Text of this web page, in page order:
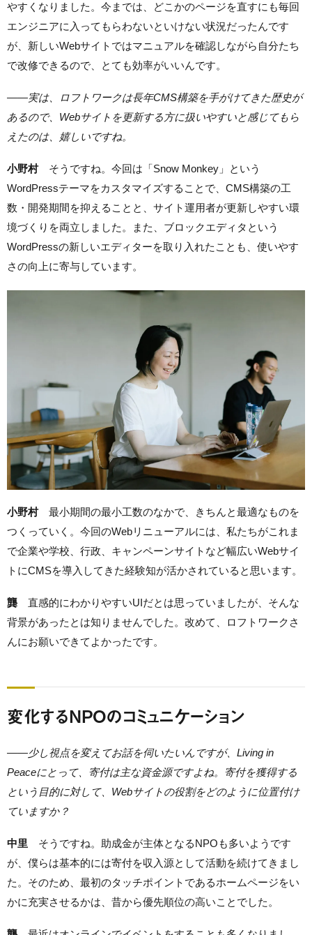
やすくなりました。今までは、どこかのページを直すにも毎回
エンジニアに入ってもらわないといけない状況だったんです
が、新しいWebサイトではマニュアルを確認しながら自分たち
で改修できるので、とても効率がいいんです。
——実は、ロフトワークは長年CMS構築を手がけてきた歴史が
あるので、Webサイトを更新する方に扱いやすいと感じてもら
えたのは、嬉しいですね。
小野村 そうですね。今回は「Snow Monkey」という
WordPressテーマをカスタマイズすることで、CMS構築の工
数・開発期間を抑えることと、サイト運用者が更新しやすい環
境づくりを両立しました。また、ブロックエディタという
WordPressの新しいエディターを取り入れたことも、使いやす
さの向上に寄与しています。
小野村 最小期間の最小工数のなかで、きちんと最適なものを
つくっていく。今回のWebリニューアルには、私たちがこれま
で企業や学校、行政、キャンペーンサイトなど幅広いWebサイ
トにCMSを導入してきた経験知が活かされていると思います。
龔 直感的にわかりやすいUIだとは思っていましたが、そんな
背景があったとは知りませんでした。改めて、ロフトワークさ
んにお願いできてよかったです。
変化するNPOのコミュニケーション
——少し視点を変えてお話を伺いたいんですが、Living in
Peaceにとって、寄付は主な資金源ですよね。寄付を獲得する
という目的に対して、Webサイトの役割をどのように位置付け
ていますか？
中里 そうですね。助成金が主体となるNPOも多いようです
が、僕らは基本的には寄付を収入源として活動を続けてきまし
た。そのため、最初のタッチポイントであるホームページをい
かに充実させるかは、昔から優先順位の高いことでした。